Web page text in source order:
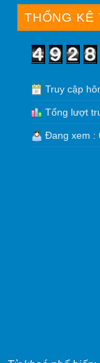
THỐNG KÊ
Truy cập
Tổng lượt
Đang xem :